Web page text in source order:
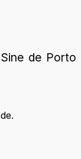
de Porto